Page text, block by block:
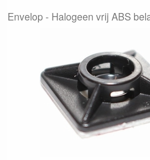
Envelop Halogeen vrij ABS